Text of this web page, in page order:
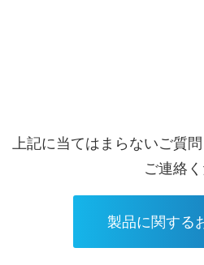
上記に当てはまらないご質
ご連絡
製品に関する